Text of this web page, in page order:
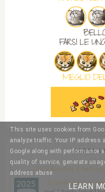
LIBRI
2025 Reading Challenge
Il salotto del gatto
This site uses cookies from
analyze traffic. Your IP address
Google along with performance
quality of service, generate
address abuse.
LEARN